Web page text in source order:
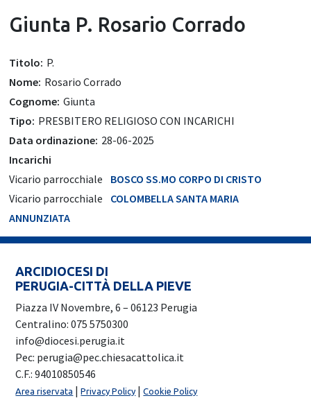
Giunta P. Rosario Corrado
Titolo: P.
Nome: Rosario Corrado
Cognome: Giunta
Tipo: PRESBITERO RELIGIOSO CON INCARICHI
Data ordinazione: 28-06-2025
Incarichi
Vicario parrocchiale
BOSCO SS.MO CORPO DI CRISTO
Vicario parrocchiale
COLOMBELLA SANTA MARIA
ANNUNZIATA
ARCIDIOCESI DI
PERUGIA-CITTÀ DELLA PIEVE
Piazza IV Novembre, 6 – 06123 Perugia
Centralino: 075 5750300
info@diocesi.perugia.it
Pec: perugia@pec.chiesacattolica.it
C.F.: 94010850546
Area riservata |Privacy Policy |Cookie Policy